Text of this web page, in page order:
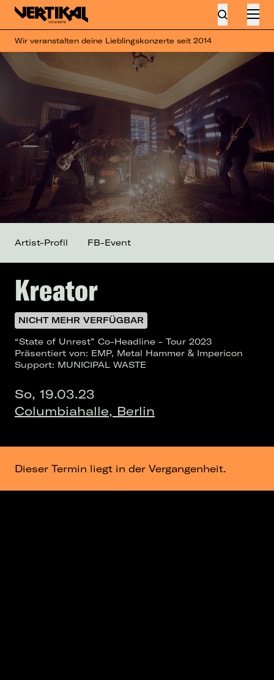
Wir veranstalten deine Lieblingskonzerte seit 2014
Kreator
NICHT MEHR VERFÜGBAR
“State of Unrest” Co-Headline - Tour 2023
Präsentiert von: EMP, Metal Hammer & Impericon
Support: MUNICIPAL WASTE
So, 19.03.23
Columbiahalle, Berlin
Artist-Profil FB-Event
Dieser Termin liegt in der Vergangenheit.